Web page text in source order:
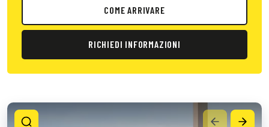
COME ARRIVARE
RICHIEDI INFORMAZIONI